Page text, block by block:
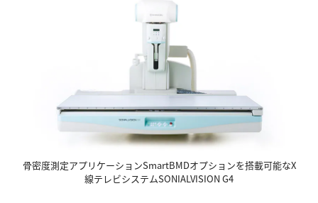
骨密度測定アプリケーションSmartBMDオプションを搭載可能なX
線テレビシステムSONIALVISION G4